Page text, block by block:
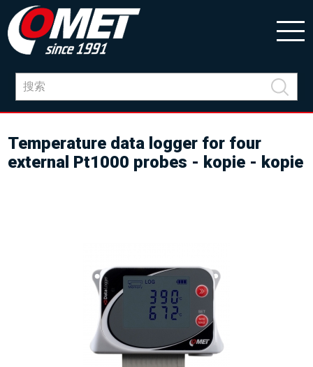
Temperature data logger for four
external Pt1000 probes - kopie - kopie